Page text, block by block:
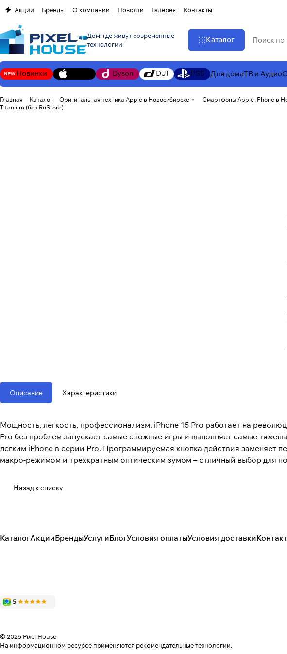
Акции Бренды О компании Новости Галерея Контакты
Дом, где живут современные
технологии
Каталог
Новинки Dyson DJI PS5 Для домаТВ и Аудио
Главная Каталог Оригинальная техника Apple в Новосибирске Смартфоны Apple iPhone в
Titanium (без RuStore)
Описание Характеристики
Мощность, легкость, профессионализм. iPhone 15 Pro работает на
Pro без проблем запускает самые сложные игры и выполняет самые
легким iPhone в серии Pro. Программируемая кнопка действия
макро-режимом и трехкратным оптическим зумом – отличный выбор для
Назад к списку
КаталогАкцииБрендыУслугиБлогУсловия оплатыУсловия доставки
© 2026 Pixel House
На информационном ресурсе применяются рекомендательные технологии.